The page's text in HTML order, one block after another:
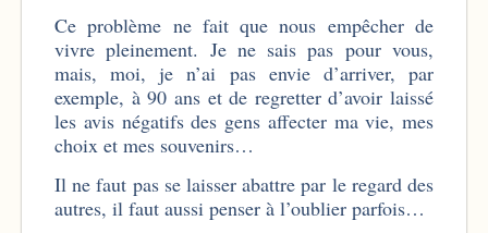
Ce problème ne fait que nous empêcher de
vivre pleinement. Je ne sais pas pour vous,
mais, moi, je n’ai pas envie d’arriver, par
exemple, à 90 ans et de regretter d’avoir laissé
les avis négatifs des gens affecter ma vie, mes
choix et mes souvenirs…
Il ne faut pas se laisser abattre par le regard des
autres, il faut aussi penser à l’oublier parfois…